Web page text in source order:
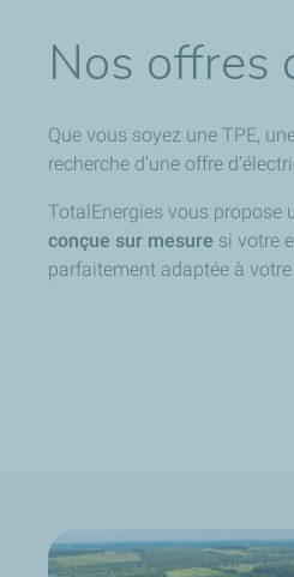
Nos offres
Que vous soyez une TPE,
recherche d’une offre
TotalEnergies vous propose
conçue sur mesure si votre
parfaitement adaptée à